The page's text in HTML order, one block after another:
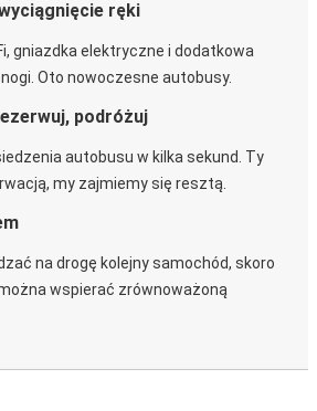
ręki
gniazdka elektryczne i dodatkowa
Oto nowoczesne autobusy.
podróżuj
autobusu w kilka sekund. Ty
my zajmiemy się resztą.
na drogę kolejny samochód, skoro
wspierać zrównoważoną